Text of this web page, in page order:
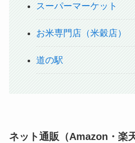
スーパーマーケット
お米専門店（米穀店）
道の駅
ネット通販（Amazon・楽